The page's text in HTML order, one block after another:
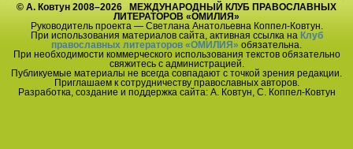
© А. Ковтун 2008–2026 МЕЖДУНАРОДНЫЙ КЛУБ ПРАВОСЛАВНЫХ
ЛИТЕРАТОРОВ «ОМИЛИЯ»
Руководитель проекта — Светлана Анатольевна Коппел-Ковтун.
При использования материалов сайта, активная ссылка на Клуб
православных литераторов «ОМИЛИЯ» обязательна.
При необходимости коммерческого использования текстов обязательно
свяжитесь с администрацией.
Публикуемые материалы не всегда совпадают с точкой зрения редакции.
Приглашаем к сотрудничеству православных авторов.
Разработка, создание и поддержка сайта: А. Ковтун, С. Коппел-Ковтун